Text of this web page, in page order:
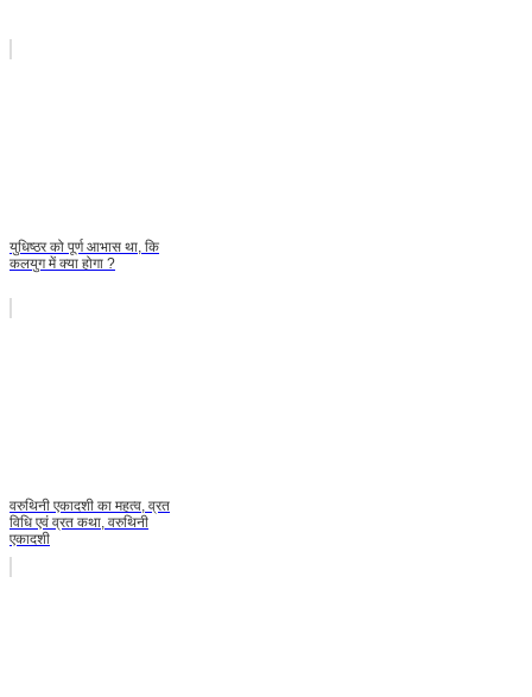
युधिष्ठर को पूर्ण आभास था, कि
कलयुग में क्या होगा ?
वरुथिनी एकादशी का महत्व, व्रत
विधि एवं व्रत कथा, वरुथिनी
एकादशी